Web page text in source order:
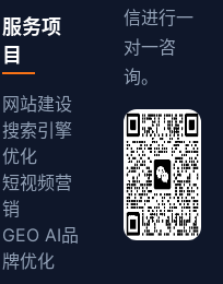
服务项
目
网站建设
搜索引擎
优化
短视频营
销
GEO AI品
牌优化
信进行一
对一咨
询。